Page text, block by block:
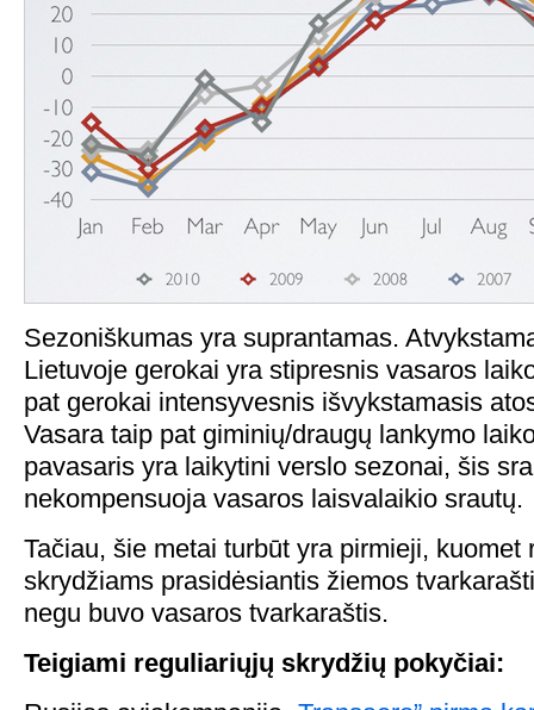
Sezoniškumas yra suprantamas.
Lietuvoje gerokai yra stipresnis vasaros
pat gerokai intensyvesnis išvykstamasis
Vasara taip pat giminių/draugų lankymo
pavasaris yra laikytini verslo sezonai, šis
nekompensuoja vasaros laisvalaikio srautų.
Tačiau, šie metai turbūt yra pirmieji, kuomet
skrydžiams prasidėsiantis žiemos
negu buvo vasaros tvarkaraštis.
Teigiami reguliariųjų skrydžių pokyčiai: